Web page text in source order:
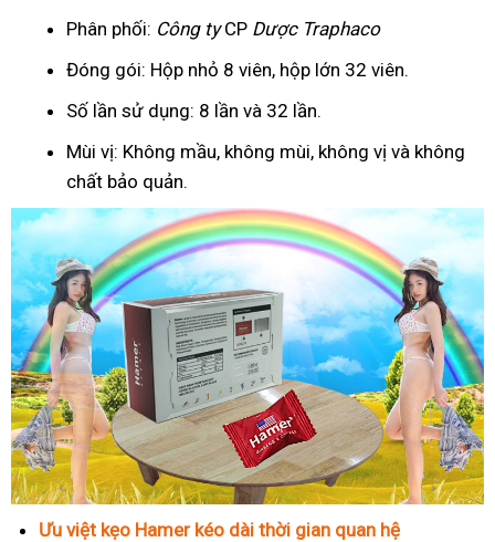
Phân phối: Công tyCP Dược Traphaco
Đóng gói: Hộp nhỏ 8 viên, hộp lớn 32 viên.
Số lần sử dụng: 8 lần và 32 lần.
Mùi vị: Không mầu, không mùi, không vị và không
chất bảo quản.
Ưu việt kẹo Hamer kéo dài thời gian quan hệ